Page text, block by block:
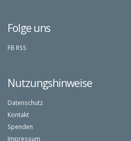
Folge uns
FB RSS
Nutzungshinweise
Datenschutz
Kontakt
Spenden
Impressum